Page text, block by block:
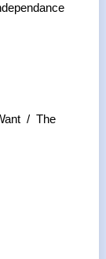
/ The